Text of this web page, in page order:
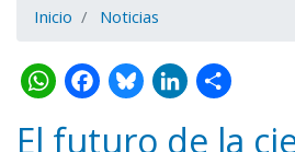
Inicio Noticias
WhatsApp
El futuro de la